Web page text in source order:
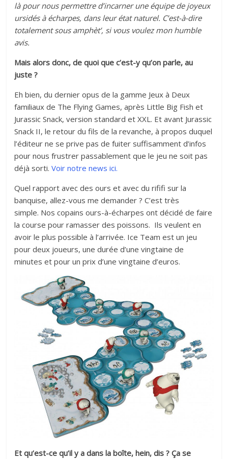
là pour nous permettre d’incarner une équipe de joyeux
ursidés à écharpes, dans leur état naturel. C’est-à-dire
totalement sous amphèt’, si vous voulez mon humble
avis.
Mais alors donc, de quoi que c’est-y qu’on parle, au
juste ?
Eh bien, du dernier opus de la gamme Jeux à Deux
familiaux de The Flying Games, après Little Big Fish et
Jurassic Snack, version standard et XXL. Et avant Jurassic
Snack II, le retour du fils de la revanche, à propos duquel
l’éditeur ne se prive pas de fuiter suffisamment d’infos
pour nous frustrer passablement que le jeu ne soit pas
déjà sorti.Voir notre news ici.
Quel rapport avec des ours et avec du rififi sur la
banquise, allez-vous me demander ? C’est très
simple. Nos copains ours-à-écharpes ont décidé de faire
la course pour ramasser des poissons. Ils veulent en
avoir le plus possible à l’arrivée. Ice Team est un jeu
pour deux joueurs, une durée d’une vingtaine de
minutes et pour un prix d’une vingtaine d’euros.
Et qu’est-ce qu’il y a dans la boîte, hein, dis ? Ça se